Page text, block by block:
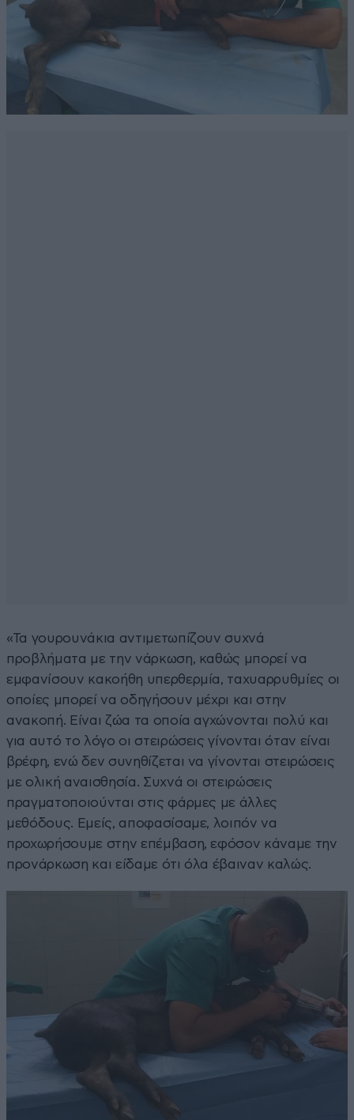
«Τα γουρουνάκια αντιμετωπίζουν συχνά
προβλήματα με την νάρκωση, καθώς μπορεί να
εμφανίσουν κακοήθη υπερθερμία, ταχυαρρυθμίες οι
οποίες μπορεί να οδηγήσουν μέχρι και στην
ανακοπή. Είναι ζώα τα οποία αγχώνονται πολύ και
για αυτό το λόγο οι στειρώσεις γίνονται όταν είναι
βρέφη, ενώ δεν συνηθίζεται να γίνονται στειρώσεις
με ολική αναισθησία. Συχνά οι στειρώσεις
πραγματοποιούνται στις φάρμες με άλλες
μεθόδους. Εμείς, αποφασίσαμε, λοιπόν να
προχωρήσουμε στην επέμβαση, εφόσον κάναμε την
προνάρκωση και είδαμε ότι όλα έβαιναν καλώς.